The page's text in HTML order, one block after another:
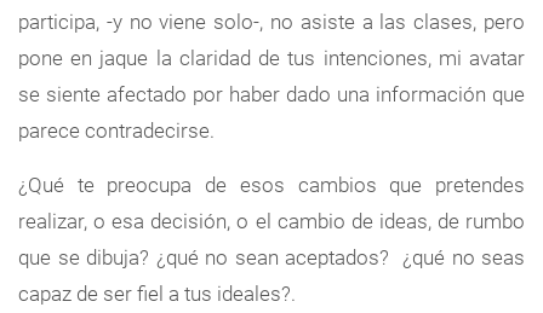
participa, -y no viene solo-, no asiste a las clases, pero
pone en jaque la claridad de tus intenciones, mi avatar
se siente afectado por haber dado una información que
parece contradecirse.
¿Qué te preocupa de esos cambios que pretendes
realizar, o esa decisión, o el cambio de ideas, de rumbo
que se dibuja? ¿qué no sean aceptados? ¿qué no seas
capaz de ser fiel a tus ideales?.